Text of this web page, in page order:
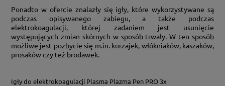
Ponadto w ofercie znalazły się igły, które wykorzystywane są
podczas opisywanego zabiegu, a także podczas
elektrokoagulacji, której zadaniem jest usunięcie
występujących zmian skórnych w sposób trwały. W ten sposób
możliwe jest pozbycie się m.in. kurzajek, włókniaków, kaszaków,
prosaków czy też brodawek.
Igły do elektrokoagulacji Plasma Plazma Pen PRO 3x